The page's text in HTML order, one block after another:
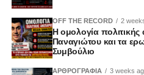
OFF THE RECORD 2
Η ομολογία πολιτικής
Παναγιώτου και τα
Συμβούλιο
ΑΡΘΡΟΓΡΑΦΙΑ 3 weeks